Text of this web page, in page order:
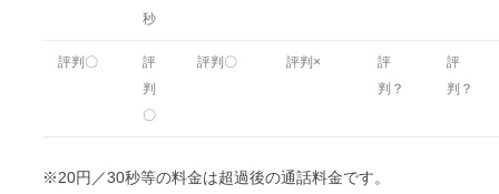
秒
評判〇
評
判
〇
評判〇 評判×
評
判？
評
判？
※20円／30秒等の料金は超過後の通話料金です。